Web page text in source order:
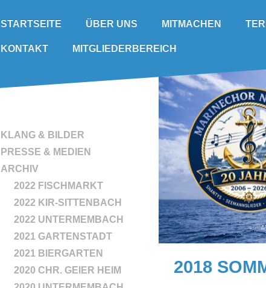
STARTSEITE ÜBER UNS MITMACHEN
KONTAKT MITGLIEDERBEREICH
2018
KLANG & BILDER
PRESSE & MEDIEN
ARCHIV
2022 FISCHMARKT
2022 KIR-SITTENBACH
2022 UNTERMEMBACH
2021 GARTENSTADT
2021 BIERGARTEN
2020 CHR. GEIER HEIM